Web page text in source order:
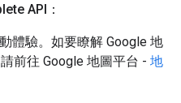
API：
體驗。如要瞭解 Google 地
前往 Google 地圖平台 - 地